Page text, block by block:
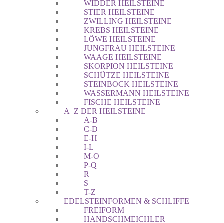
WIDDER HEILSTEINE
STIER HEILSTEINE
ZWILLING HEILSTEINE
KREBS HEILSTEINE
LÖWE HEILSTEINE
JUNGFRAU HEILSTEINE
WAAGE HEILSTEINE
SKORPION HEILSTEINE
SCHÜTZE HEILSTEINE
STEINBOCK HEILSTEINE
WASSERMANN HEILSTEINE
FISCHE HEILSTEINE
A–Z DER HEILSTEINE
A-B
C-D
E-H
I-L
M-O
P-Q
R
S
T-Z
EDELSTEINFORMEN & SCHLIFFE
FREIFORM
HANDSCHMEICHLER